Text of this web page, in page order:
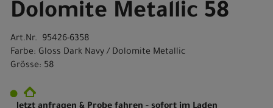
Dolomite Metallic 58
Art.Nr. 95426-6358
Farbe: Gloss Dark Navy / Dolomite Metallic
Grösse: 58